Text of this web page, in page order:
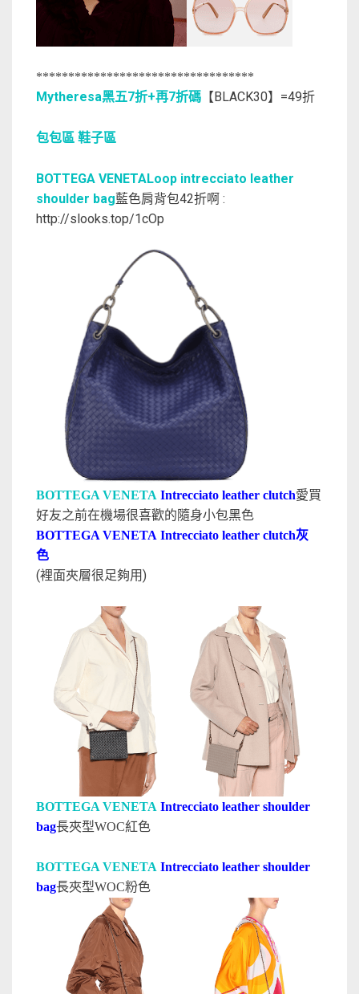
**********************************
Mytheresa黑五7折+再7折碼 【BLACK30】=49折
包包區 鞋子區
BOTTEGA VENETALoop intrecciato leather
shoulder bag藍色肩背包42折啊 :
http://slooks.top/1cOp
BOTTEGA VENETA Intrecciato leather clutch愛買
好友之前在機場很喜歡的隨身小包黑色
BOTTEGA VENETA Intrecciato leather clutch灰
色
(裡面夾層很足夠用)
BOTTEGA VENETA Intrecciato leather shoulder
bag長夾型WOC紅色
BOTTEGA VENETA Intrecciato leather shoulder
bag長夾型WOC粉色